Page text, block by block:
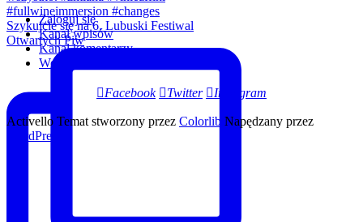
Szykujcie się na 6. Lubuski Festiwal
Otwartych Piw
Zaloguj się
Kanał wpisów
Kanał komentarzy
WordPress.org
Facebook Twitter Instagram
Activello Temat stworzony przez Colorlib Napędzany przez
WordPress